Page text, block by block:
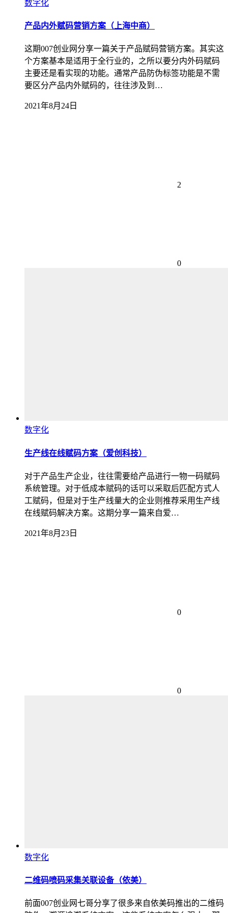
数字化
产品内外赋码营销方案（上海中商）
这期007创业网分享一篇关于产品赋码营销方案。其实这
个方案基本是适用于全行业的，之所以要分内外码赋码
主要还是看实现的功能。通常产品防伪标签功能是不需
要区分产品内外赋码的，往往涉及到…
2021年8月24日
2
0
数字化
生产线在线赋码方案（爱创科技）
对于产品生产企业，往往需要给产品进行一物一码赋码
系统管理。对于低成本赋码的话可以采取后匹配方式人
工赋码，但是对于生产线量大的企业则推荐采用生产线
在线赋码解决方案。这期分享一篇来自爱…
2021年8月23日
0
0
数字化
二维码喷码采集关联设备（依美）
前面007创业网七哥分享了很多来自依美码推出的二维码